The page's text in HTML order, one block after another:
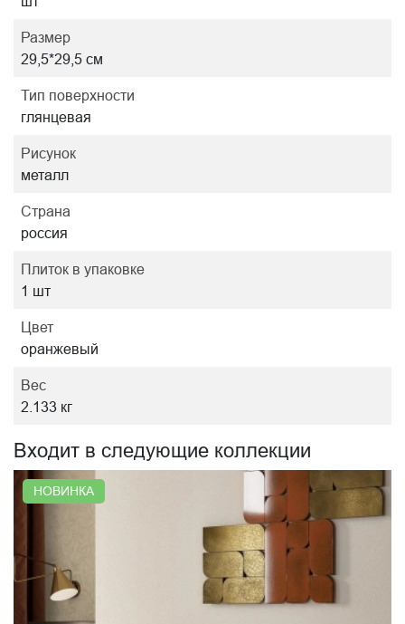
Размер
29,5*29,5 см
Тип поверхности
глянцевая
Рисунок
металл
Страна
россия
Плиток в упаковке
1 шт
Цвет
оранжевый
Вес
2.133 кг
Входит в следующие коллекции
НОВИНКА